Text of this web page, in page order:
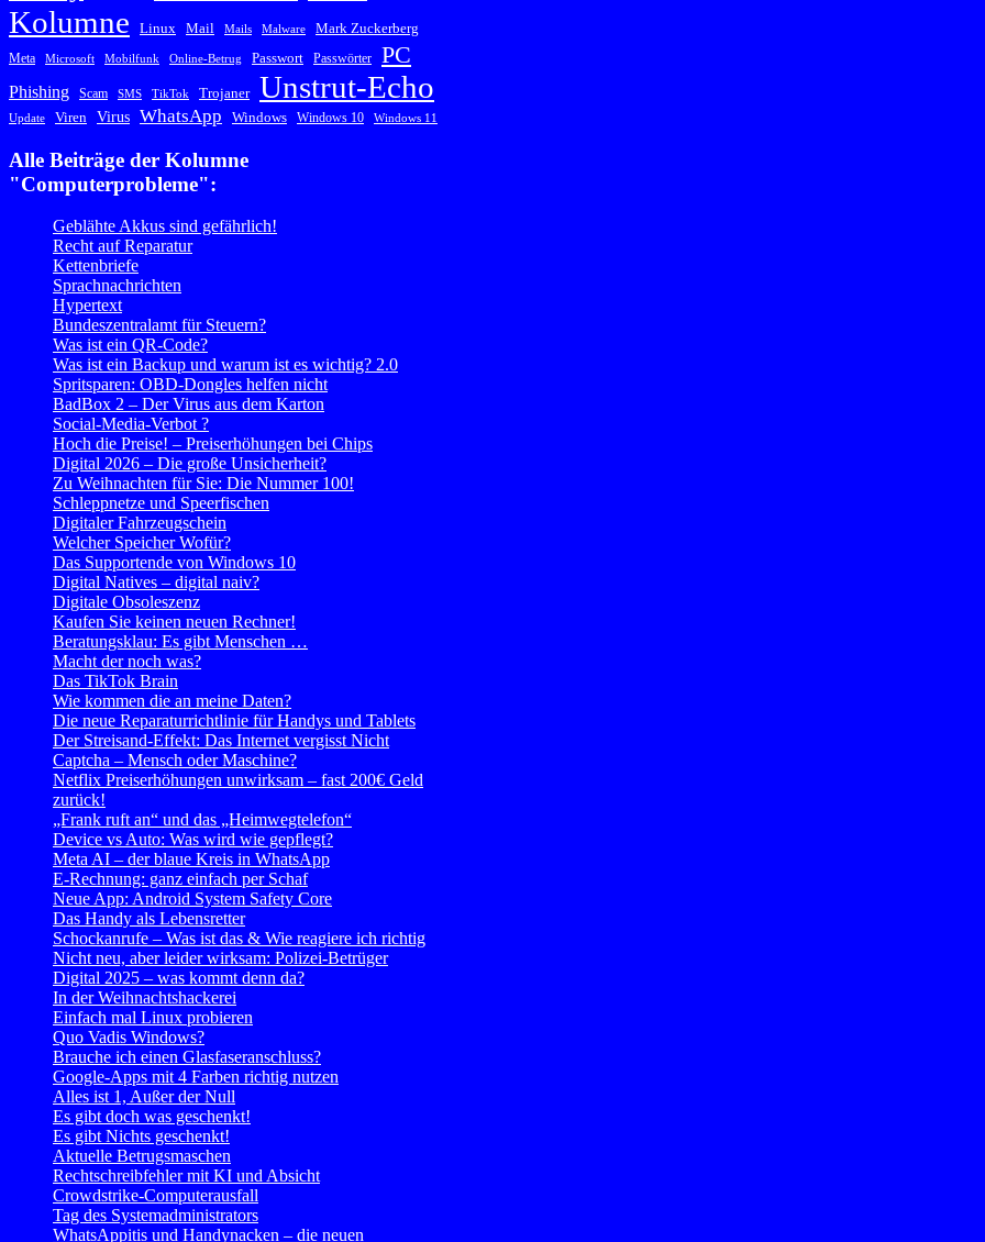
Kolumne Linux Mail Mails Malware Mark Zuckerberg
Meta Microsoft Mobilfunk Online-Betrug Passwort Passwörter PC
Phishing Scam SMS TikTok Trojaner Unstrut-Echo
Update Viren Virus WhatsApp Windows Windows 10 Windows 11
Alle Beiträge der Kolumne
"Computerprobleme":
Geblähte Akkus sind gefährlich!
Recht auf Reparatur
Kettenbriefe
Sprachnachrichten
Hypertext
Bundeszentralamt für Steuern?
Was ist ein QR-Code?
Was ist ein Backup und warum ist es wichtig? 2.0
Spritsparen: OBD-Dongles helfen nicht
BadBox 2 – Der Virus aus dem Karton
Social-Media-Verbot ?
Hoch die Preise! – Preiserhöhungen bei Chips
Digital 2026 – Die große Unsicherheit?
Zu Weihnachten für Sie: Die Nummer 100!
Schleppnetze und Speerfischen
Digitaler Fahrzeugschein
Welcher Speicher Wofür?
Das Supportende von Windows 10
Digital Natives – digital naiv?
Digitale Obsoleszenz
Kaufen Sie keinen neuen Rechner!
Beratungsklau: Es gibt Menschen …
Macht der noch was?
Das TikTok Brain
Wie kommen die an meine Daten?
Die neue Reparaturrichtlinie für Handys und Tablets
Der Streisand-Effekt: Das Internet vergisst Nicht
Captcha – Mensch oder Maschine?
Netflix Preiserhöhungen unwirksam – fast 200€ Geld
zurück!
„Frank ruft an“ und das „Heimwegtelefon“
Device vs Auto: Was wird wie gepflegt?
Meta AI – der blaue Kreis in WhatsApp
E-Rechnung: ganz einfach per Schaf
Neue App: Android System Safety Core
Das Handy als Lebensretter
Schockanrufe – Was ist das & Wie reagiere ich richtig
Nicht neu, aber leider wirksam: Polizei-Betrüger
Digital 2025 – was kommt denn da?
In der Weihnachtshackerei
Einfach mal Linux probieren
Quo Vadis Windows?
Brauche ich einen Glasfaseranschluss?
Google-Apps mit 4 Farben richtig nutzen
Alles ist 1, Außer der Null
Es gibt doch was geschenkt!
Es gibt Nichts geschenkt!
Aktuelle Betrugsmaschen
Rechtschreibfehler mit KI und Absicht
Crowdstrike-Computerausfall
Tag des Systemadministrators
WhatsAppitis und Handynacken – die neuen